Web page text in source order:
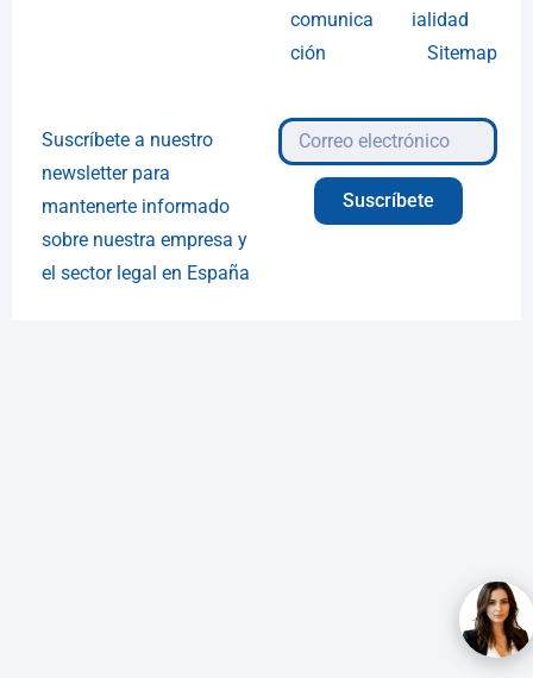
comunica
ción
ialidad
Sitemap
Suscríbete a nuestro
newsletter para
mantenerte informado
sobre nuestra empresa y
el sector legal en España
Suscríbete